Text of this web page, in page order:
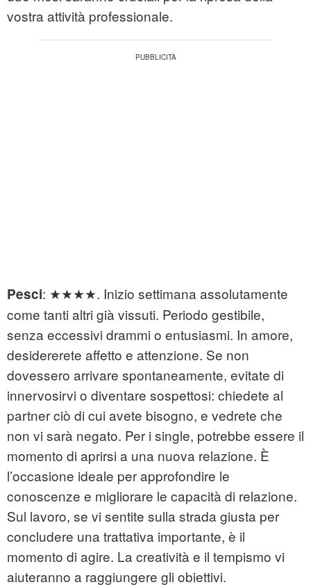
vostra attività professionale.
Pesci: ★★★★. Inizio settimana assolutamente
come tanti altri già vissuti. Periodo gestibile,
senza eccessivi drammi o entusiasmi. In amore,
desidererete affetto e attenzione. Se non
dovessero arrivare spontaneamente, evitate di
innervosirvi o diventare sospettosi: chiedete al
partner ciò di cui avete bisogno, e vedrete che
non vi sarà negato. Per i single, potrebbe essere il
momento di aprirsi a una nuova relazione. È
l’occasione ideale per approfondire le
conoscenze e migliorare le capacità di relazione.
Sul lavoro, se vi sentite sulla strada giusta per
concludere una trattativa importante, è il
momento di agire. La creatività e il tempismo vi
aiuteranno a raggiungere gli obiettivi.